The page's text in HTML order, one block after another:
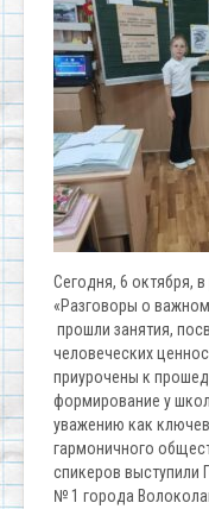
Сегодня, 6 октября,
«Разговоры о
прошли занятия,
человеческих
приурочены к
формирование у
уважению как
гармоничного
спикеров выступили
№ 1 города